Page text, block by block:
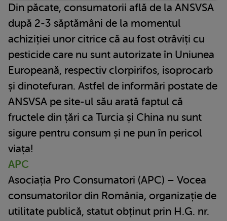
Din păcate, consumatorii află de la ANSVSA
după 2-3 săptămâni de la momentul
achiziției unor citrice că au fost otrăviți cu
pesticide care nu sunt autorizate în Uniunea
Europeană, respectiv clorpirifos, isoprocarb
și dinotefuran. Astfel de informări postate de
ANSVSA pe site-ul său arată faptul că
fructele din țări ca Turcia și China nu sunt
sigure pentru consum și ne pun în pericol
viața!
APC
Asociația Pro Consumatori (APC) – Vocea
consumatorilor din România, organizație de
utilitate publică, statut obținut prin H.G. nr.